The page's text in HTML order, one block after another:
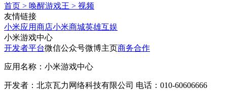
首页 > 唤醒游戏王 > 视频
友情链接
小米应用商店小米商城英雄互娱
小米游戏中心
开发者平台微信公众号微博主页商务合作
应用名称：小米游戏中心
开发者：北京瓦力网络科技有限公司 电话：010-60606666